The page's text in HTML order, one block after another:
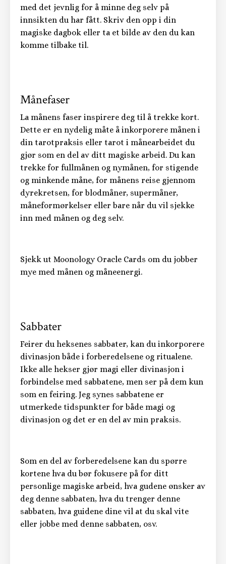
med det jevnlig for å minne deg selv på
innsikten du har fått. Skriv den opp i din
magiske dagbok eller ta et bilde av den du kan
komme tilbake til.
Månefaser
La månens faser inspirere deg til å trekke kort.
Dette er en nydelig måte å inkorporere månen i
din tarotpraksis eller tarot i månearbeidet du
gjør som en del av ditt magiske arbeid. Du kan
trekke for fullmånen og nymånen, for stigende
og minkende måne, for månens reise gjennom
dyrekretsen, for blodmåner, supermåner,
måneformørkelser eller bare når du vil sjekke
inn med månen og deg selv.
Sjekk ut Moonology Oracle Cards om du jobber
mye med månen og måneenergi.
Sabbater
Feirer du heksenes sabbater, kan du inkorporere
divinasjon både i forberedelsene og ritualene.
Ikke alle hekser gjør magi eller divinasjon i
forbindelse med sabbatene, men ser på dem kun
som en feiring. Jeg synes sabbatene er
utmerkede tidspunkter for både magi og
divinasjon og det er en del av min praksis.
Som en del av forberedelsene kan du spørre
kortene hva du bør fokusere på for ditt
personlige magiske arbeid, hva gudene ønsker av
deg denne sabbaten, hva du trenger denne
sabbaten, hva guidene dine vil at du skal vite
eller jobbe med denne sabbaten, osv.